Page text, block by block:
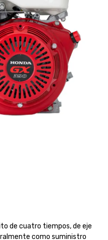
de cuatro tiempos, de eje
como suministro